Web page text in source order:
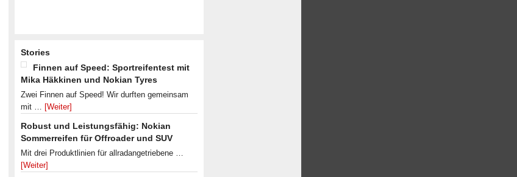
Stories
Finnen auf Speed: Sportreifentest mit
Mika Häkkinen und Nokian Tyres
Zwei Finnen auf Speed! Wir durften gemeinsam
mit … [Weiter]
Robust und Leistungsfähig: Nokian
Sommerreifen für Offroader und SUV
Mit drei Produktlinien für allradangetriebene …
[Weiter]